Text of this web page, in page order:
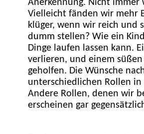
Anerkennung. Nicht
Vielleicht fänden wir mehr
klüger, wenn wir reich und
dumm stellen? Wie ein
Dinge laufen lassen kann.
verlieren, und einem
geholfen. Die Wünsche
unterschiedlichen Rollen
Andere Rollen, denen wir
erscheinen gar